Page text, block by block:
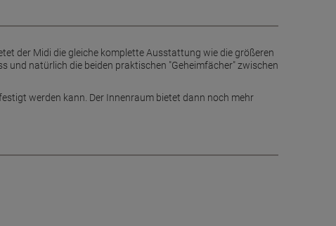
der Midi die gleiche komplette Ausstattung wie die größeren
und natürlich die beiden praktischen "Geheimfächer" zwischen
werden kann. Der Innenraum bietet dann noch mehr